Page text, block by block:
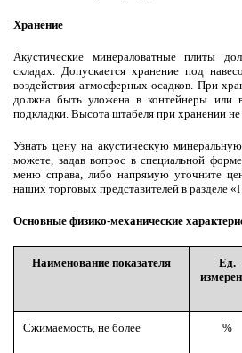
Хранение
Акустические минераловатные плиты
складах. Допускается хранение под
воздействия атмосферных осадков. При
должна быть уложена в контейнеры или
подкладки. Высота штабеля при хранении
Узнать цену на акустическую
можете, задав вопрос в специальной
меню справа, либо напрямую уточните
наших торговых представителей в разделе
Основные физико-механические
Наименование показателя
Ед.
Сжимаемость, не более %